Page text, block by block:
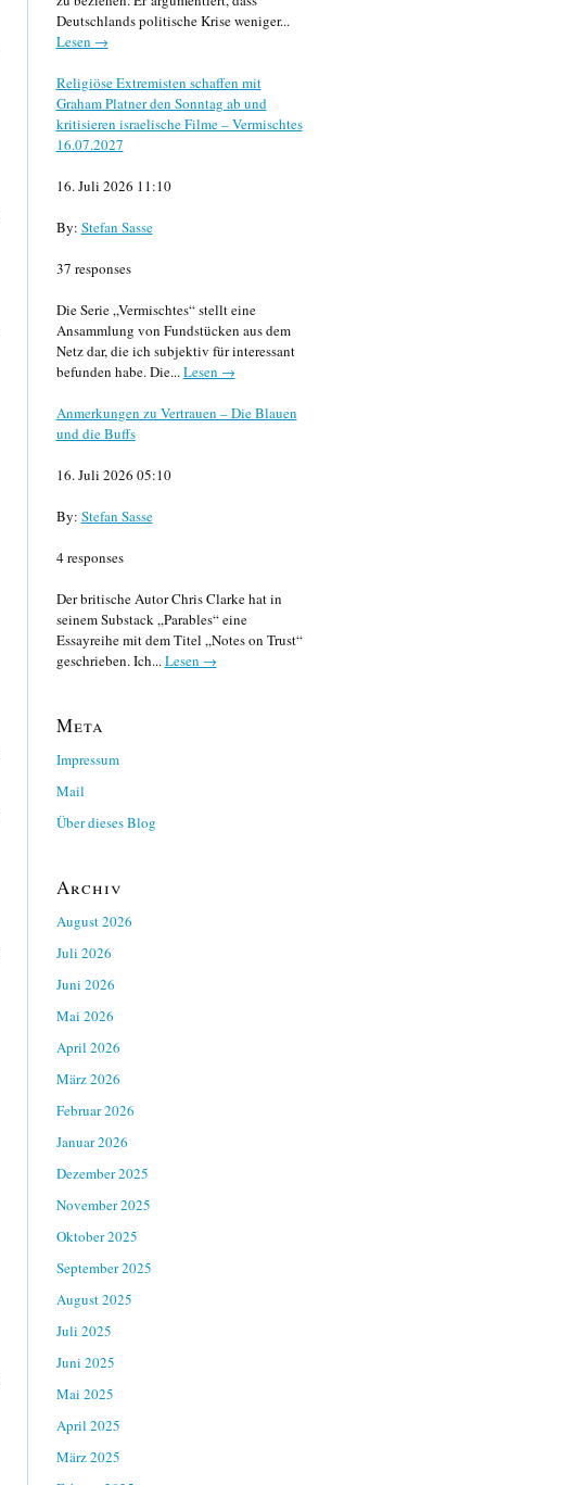
Deutschlands politische Krise weniger...
Lesen →
Religiöse Extremisten schaffen mit
Graham Platner den Sonntag ab und
kritisieren israelische Filme – Vermischtes
16.07.2027
16. Juli 2026 11:10
By: Stefan Sasse
37 responses
Die Serie „Vermischtes“ stellt eine
Ansammlung von Fundstücken aus dem
Netz dar, die ich subjektiv für interessant
befunden habe. Die...Lesen →
Anmerkungen zu Vertrauen – Die Blauen
und die Buffs
16. Juli 2026 05:10
By: Stefan Sasse
4 responses
Der britische Autor Chris Clarke hat in
seinem Substack „Parables“ eine
Essayreihe mit dem Titel „Notes on Trust“
geschrieben. Ich...Lesen →
Meta
Impressum
Mail
Über dieses Blog
Archiv
August 2026
Juli 2026
Juni 2026
Mai 2026
April 2026
März 2026
Februar 2026
Januar 2026
Dezember 2025
November 2025
Oktober 2025
September 2025
August 2025
Juli 2025
Juni 2025
Mai 2025
April 2025
März 2025